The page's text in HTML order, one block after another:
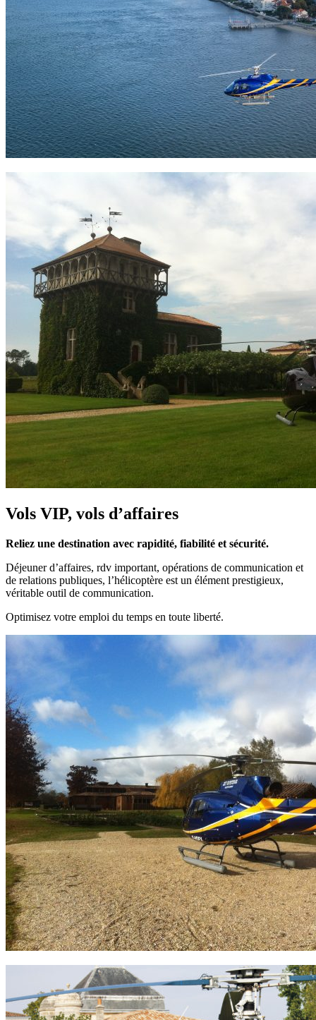
Vols VIP, vols d’affaires
Reliez une destination avec rapidité, fiabilité et sécurité.
Déjeuner d’affaires, rdv important, opérations de communication et
de relations publiques, l’hélicoptère est un élément prestigieux,
véritable outil de communication.
Optimisez votre emploi du temps en toute liberté.